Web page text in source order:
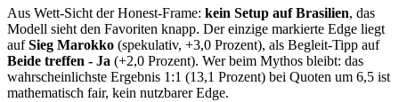
Aus Wett-Sicht der Honest-Frame: kein Setup auf Brasilien, das
Modell sieht den Favoriten knapp. Der einzige markierte Edge liegt
aufSieg Marokko (spekulativ, +3,0 Prozent), als Begleit-Tipp auf
Beide treffen - Ja (+2,0 Prozent). Wer beim Mythos bleibt: das
wahrscheinlichste Ergebnis 1:1 (13,1 Prozent) bei Quoten um 6,5 ist
mathematisch fair, kein nutzbarer Edge.